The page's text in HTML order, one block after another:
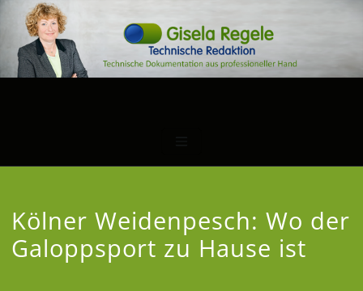
Kölner Weidenpesch: Wo der
Galoppsport zu Hause ist